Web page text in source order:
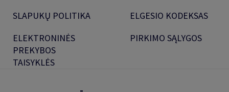
SLAPUKŲ POLITIKA
ELEKTRONINĖS
PREKYBOS
TAISYKLĖS
ELGESIO KODEKSAS
PIRKIMO SĄLYGOS